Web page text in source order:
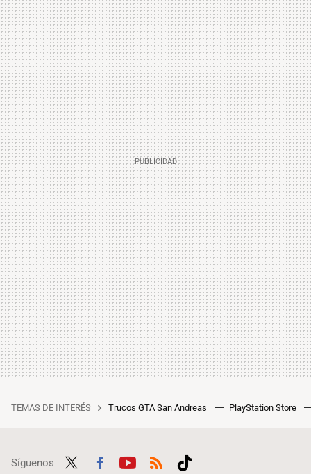
TEMAS DE INTERÉS Trucos GTA San Andreas PlayStation Store
Síguenos